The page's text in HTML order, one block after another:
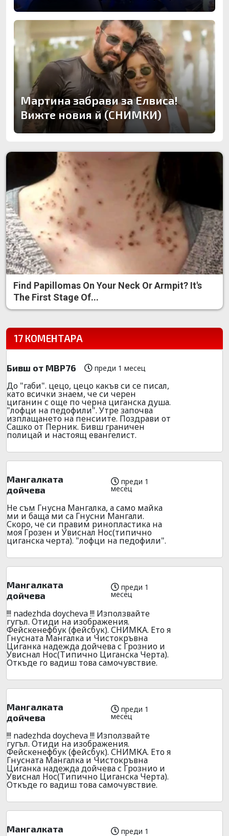
Мартина забрави за Елвиса!
Вижте новия й (СНИМКИ)
Find Papillomas On Your Neck Or Armpit? It's
The First Stage Of...
17 КОМЕНТАРА
Бивш от МВР76 преди 1 месец
До "габи". цецо, цецо какъв си се писал,
като всички знаем, че си черен
циганин с още по черна циганска душа.
"лофци на педофили". Утре започва
изплащането на пенсиите. Поздрави от
Сашко от Перник. Бивш граничен
полицай и настоящ евангелист.
Мангалката
дойчева
преди 1
месец
Не съм Гнусна Мангалка, а само майка
ми и баща ми са Гнусни Мангали.
Скоро, че си правим ринопластика на
моя Грозен и Увиснал Нос(типично
циганска черта). "лофци на педофили".
Мангалката
дойчева
преди 1
месец
!!! nadezhda doycheva !!! Използвайте
гугъл. Отиди на изображения.
Фейскенефбук (фейсбук). СНИМКА. Ето я
Гнусната Мангалка и Чистокръвна
Циганка надежда дойчева с Грознио и
Увиснал Нос(Типично Циганска Черта).
Откъде го вадиш това самочувствие.
Мангалката
дойчева
преди 1
месец
!!! nadezhda doycheva !!! Използвайте
гугъл. Отиди на изображения.
Фейскенефбук (фейсбук). СНИМКА. Ето я
Гнусната Мангалка и Чистокръвна
Циганка надежда дойчева с Грознио и
Увиснал Нос(Типично Циганска Черта).
Откъде го вадиш това самочувствие.
Мангалката
преди 1